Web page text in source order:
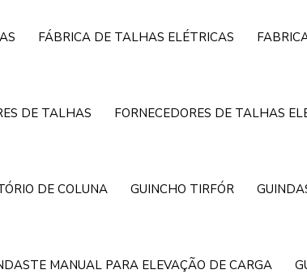
FÁBRICA DE TALHAS ELÉTRICAS
DE TALHAS FORNECEDORES DE TALHAS
DE COLUNA GUINCHO TIRFÓR
MANUAL PARA ELEVAÇÃO DE CARGA